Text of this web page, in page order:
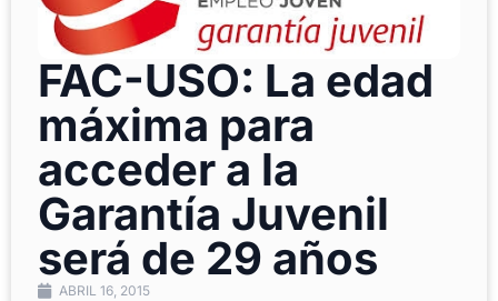
FAC-USO: La edad
máxima para
acceder a la
Garantía Juvenil
será de 29 años
ABRIL 16, 2015